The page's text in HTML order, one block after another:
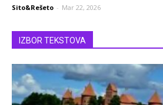
Sito&Rešeto - Mar 22, 2026
IZBOR TEKSTOVA